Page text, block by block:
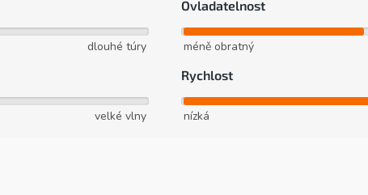
dlouhé túry
Ovladatelnost
méně obratný
velké vlny
Rychlost
nízká